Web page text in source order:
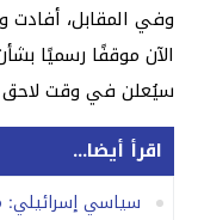
وفي المقابل،
الآن موقفًا رسميًا
سيُعلن في وقت لاحق
اقرأ أيضا...
سياسي